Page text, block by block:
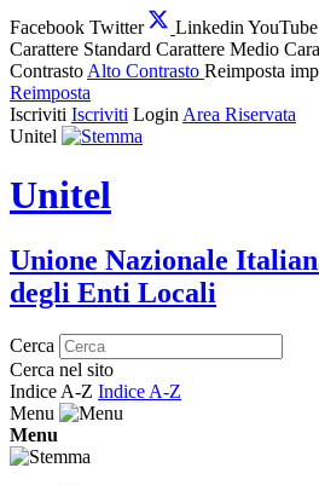
Facebook Twitter Linkedin YouTube
Carattere Standard Carattere Medio
Contrasto Alto Contrasto Reimposta
Reimposta
Iscriviti Iscriviti Login Area Riservata
Unitel
Unitel
Unione Nazionale
degli Enti Locali
Cerca
Cerca nel sito
Indice A-Z Indice A-Z
Menu
Menu